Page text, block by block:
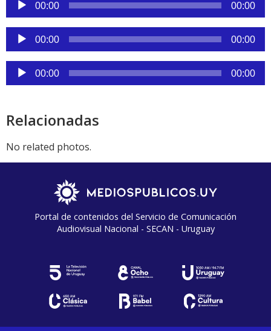
audio
00:00 00:00
Reproductor
de
audio
00:00 00:00
Reproductor
de
00:00 00:00
Relacionadas
No related photos.
Portal de contenidos del Servicio de Comunicación
Audiovisual Nacional - SECAN - Uruguay